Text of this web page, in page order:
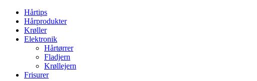
Hårtips
Hårprodukter
Krøller
Elektronik
Hårtørrer
Fladjern
Krøllejern
Frisurer